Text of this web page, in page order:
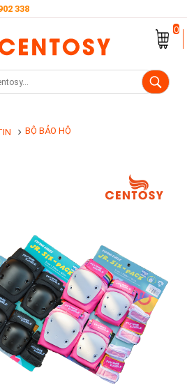
338
0
BỘ BẢO HỘ